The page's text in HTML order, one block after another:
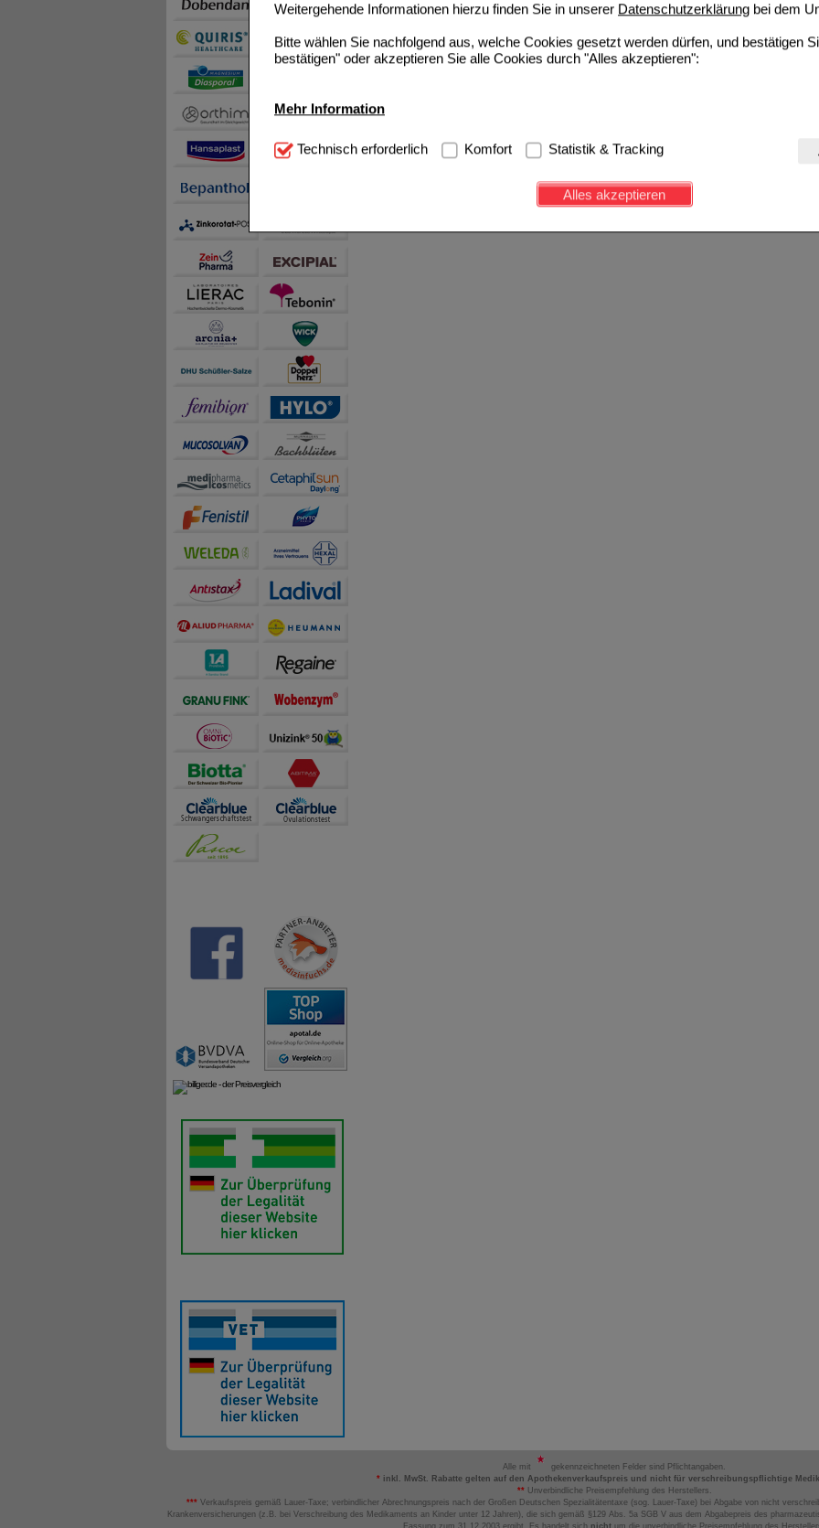
Weitergehende Informationen hierzu finden Sie in unserer Datenschutzerklärung bei dem
Bitte wählen Sie nachfolgend aus, welche Cookies gesetzt werden dürfen, und bestätigen
bestätigen" oder akzeptieren Sie alle Cookies durch "Alles akzeptieren":
Mehr Information
Technisch Notwendig: Hierbei handelt es sich um Cookies, die für die Grundfunktionen
notwendig sind (z.B. Navigation, Warenkorb, Kundenkonto), weshalb auf diese nicht
Diese Cookies werden genutzt um das Einkaufserlebnis noch ansprechender zu
beispielsweise für die Wiedererkennung des Besuchers oder unsere Seite an bevorzugte
sammeln, mit deren Hilfe wir unsere Website weiter für Sie optimieren können, den Inhalt
auch die Werbung auf Drittseiten möglichst relevant für Sie zu gestalten. Bitte beachten Sie,
teilweise an Dritte wie z.B. Google oder soziale Medien übertragen werden.
Technisch erforderlich Komfort Statistik & Tracking
Alles akzeptieren
Alle mit
gekennzeichneten Felder sind Pflichtangaben.
* inkl. MwSt. Rabatte gelten auf den Apothekenverkaufspreis und nicht für verschreibungspflichtige
**Unverbindliche Preisempfehlung des Herstellers.
*** Verkaufspreis gemäß Lauer-Taxe; verbindlicher Abrechnungspreis nach der Großen Deutschen Spezialitätentaxe (sog. Lauer-Taxe) bei Abgabe von nicht
Krankenversicherungen (z.B. bei Verschreibung des Medikaments an Kinder unter 12 Jahren), die sich gemäß §129 Abs. 5a SGB V aus dem Abgabepreis des
Fassung zum 31.12.2003 ergibt. Es handelt sich nicht um die unverbindliche Preisempfehlung des